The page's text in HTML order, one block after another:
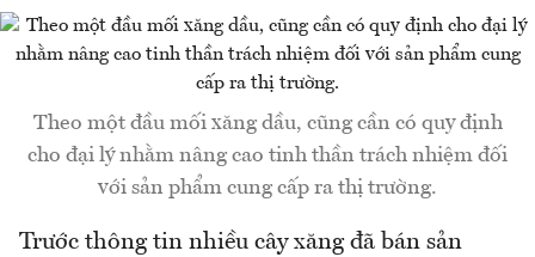
Theo một đầu mối xăng dầu, cũng cần có quy định
cho đại lý nhằm nâng cao tinh thần trách nhiệm đối
với sản phẩm cung cấp ra thị trường.
Trước thông tin nhiều cây xăng đã bán sản